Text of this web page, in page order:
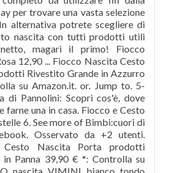
per trovare una vasta selezione
alternativa potrete scegliere di
nascita con tutti prodotti utili
magari il primo! Fiocco
12,90 ... Fiocco Nascita Cesto
Rivestito Grande in Azzurro
su Amazon.it. or. Jump to. 5-
di Pannolini: Scopri cos'è, dove
farne una in casa. Fiocco e Cesto
6. See more of Bimbi:cuori di
Osservato da +2 utenti.
Cesto Nascita Porta prodotti
in Panna 39,90 € *: Controlla su